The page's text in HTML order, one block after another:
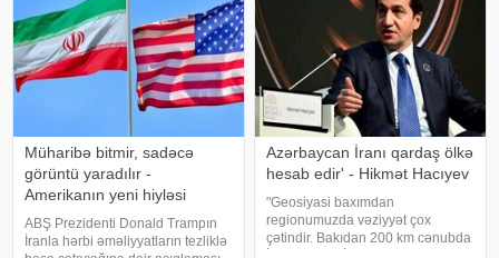
Müharibə bitmir, sadəcə
görüntü yaradılır -
Amerikanın yeni hiyləsi
ABŞ Prezidenti Donald Trampın
İranla hərbi əməliyyatların tezliklə
Azərbaycan İranı qardaş ölkə
hesab edir' - Hikmət Hacıyev
"Geosiyasi baxımdan
regionumuzda vəziyyət çox
çətindir. Bakıdan 200 km cənubda